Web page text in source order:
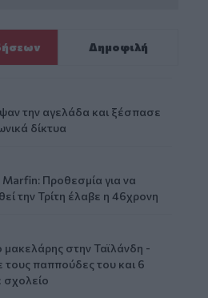
Δημοφιλή
την αγελάδα και ξέσπασε
δίκτυα
Προθεσμία για να
την Τρίτη έλαβε η 46χρονη
στην Ταϊλάνδη -
τους παππούδες του και 6
σχολείο